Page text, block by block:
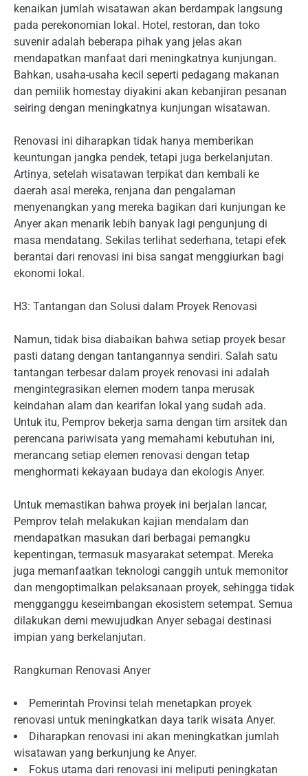
kenaikan jumlah wisatawan akan berdampak langsung
pada perekonomian lokal. Hotel, restoran, dan toko
suvenir adalah beberapa pihak yang jelas akan
mendapatkan manfaat dari meningkatnya kunjungan.
Bahkan, usaha-usaha kecil seperti pedagang makanan
dan pemilik homestay diyakini akan kebanjiran pesanan
seiring dengan meningkatnya kunjungan wisatawan.
Renovasi ini diharapkan tidak hanya memberikan
keuntungan jangka pendek, tetapi juga berkelanjutan.
Artinya, setelah wisatawan terpikat dan kembali ke
daerah asal mereka, renjana dan pengalaman
menyenangkan yang mereka bagikan dari kunjungan ke
Anyer akan menarik lebih banyak lagi pengunjung di
masa mendatang. Sekilas terlihat sederhana, tetapi efek
berantai dari renovasi ini bisa sangat menggiurkan bagi
ekonomi lokal.
H3: Tantangan dan Solusi dalam Proyek Renovasi
Namun, tidak bisa diabaikan bahwa setiap proyek besar
pasti datang dengan tantangannya sendiri. Salah satu
tantangan terbesar dalam proyek renovasi ini adalah
mengintegrasikan elemen modern tanpa merusak
keindahan alam dan kearifan lokal yang sudah ada.
Untuk itu, Pemprov bekerja sama dengan tim arsitek dan
perencana pariwisata yang memahami kebutuhan ini,
merancang setiap elemen renovasi dengan tetap
menghormati kekayaan budaya dan ekologis Anyer.
Untuk memastikan bahwa proyek ini berjalan lancar,
Pemprov telah melakukan kajian mendalam dan
mendapatkan masukan dari berbagai pemangku
kepentingan, termasuk masyarakat setempat. Mereka
juga memanfaatkan teknologi canggih untuk memonitor
dan mengoptimalkan pelaksanaan proyek, sehingga tidak
mengganggu keseimbangan ekosistem setempat. Semua
dilakukan demi mewujudkan Anyer sebagai destinasi
impian yang berkelanjutan.
Rangkuman Renovasi Anyer
Pemerintah Provinsi telah menetapkan proyek
renovasi untuk meningkatkan daya tarik wisata Anyer.
Diharapkan renovasi ini akan meningkatkan jumlah
wisatawan yang berkunjung ke Anyer.
Fokus utama dari renovasi ini meliputi peningkatan